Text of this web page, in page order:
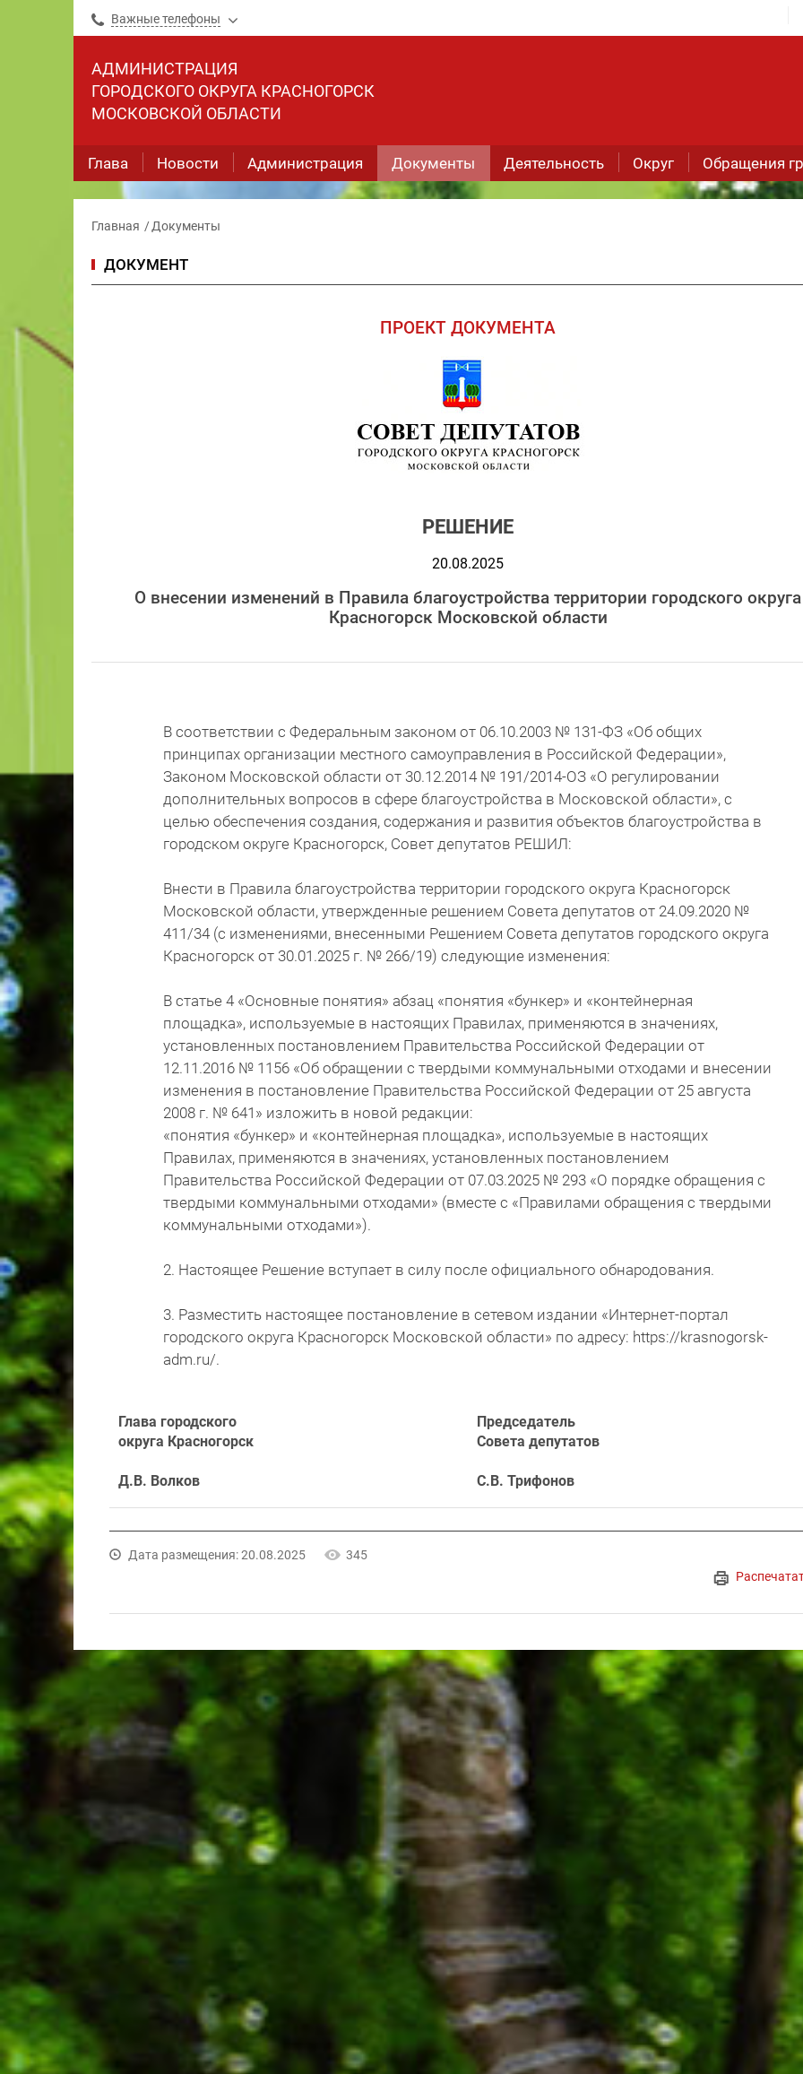
Важные телефоны
АДМИНИСТРАЦИЯ
ГОРОДСКОГО ОКРУГА КРАСНОГОРСК
МОСКОВСКОЙ ОБЛАСТИ
Глава Новости Администрация Документы Деятельность Округ Обращения
Главная Документы
ДОКУМЕНТ
ПРОЕКТ ДОКУМЕНТА
РЕШЕНИЕ
20.08.2025
О внесении изменений в Правила благоустройства территории городского округа
Красногорск Московской области
В соответствии с Федеральным законом от 06.10.2003 № 131-ФЗ «Об общих
принципах организации местного самоуправления в Российской Федерации»,
Законом Московской области от 30.12.2014 № 191/2014-ОЗ «О регулировании
дополнительных вопросов в сфере благоустройства в Московской области», с
целью обеспечения создания, содержания и развития объектов благоустройства в
городском округе Красногорск, Совет депутатов РЕШИЛ:
Внести в Правила благоустройства территории городского округа Красногорск
Московской области, утвержденные решением Совета депутатов от 24.09.2020 №
411/34 (с изменениями, внесенными Решением Совета депутатов городского округа
Красногорск от 30.01.2025 г. № 266/19) следующие изменения:
В статье 4 «Основные понятия» абзац «понятия «бункер» и «контейнерная
площадка», используемые в настоящих Правилах, применяются в значениях,
установленных постановлением Правительства Российской Федерации от
12.11.2016 № 1156 «Об обращении с твердыми коммунальными отходами и внесении
изменения в постановление Правительства Российской Федерации от 25 августа
2008 г. № 641» изложить в новой редакции:
«понятия «бункер» и «контейнерная площадка», используемые в настоящих
Правилах, применяются в значениях, установленных постановлением
Правительства Российской Федерации от 07.03.2025 № 293 «О порядке обращения с
твердыми коммунальными отходами» (вместе с «Правилами обращения с твердыми
коммунальными отходами»).
2. Настоящее Решение вступает в силу после официального обнародования.
3. Разместить настоящее постановление в сетевом издании «Интернет-портал
городского округа Красногорск Московской области» по адресу: https://krasnogorsk-
adm.ru/.
Глава городского
округа Красногорск
Д.В. Волков
Председатель
Совета депутатов
С.В. Трифонов
Дата размещения: 20.08.2025 345